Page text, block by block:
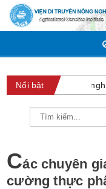
Nổi bật
Viện Di truyền Nông
Các chuyên
cường thực